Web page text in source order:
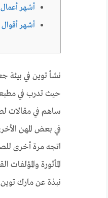
أشهر أعمال
أشهر
نشأ توين في
حيث تدرب في
ساهم في مقالات
في بعض المهن
اتجه مرة أخرى
المأثورة
نبذة عن مارك